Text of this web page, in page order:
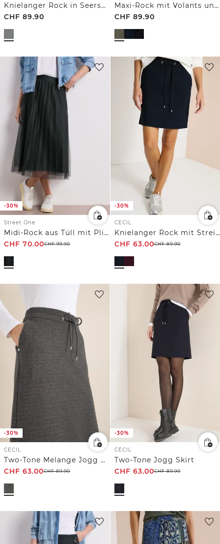
Knielanger Rock in Seersucker-Qualität
CHF 89.90
Maxi-Rock mit Volants und Elastikbund
CHF 89.90
-30%
Street One
Midi-Rock aus Tüll mit Plissée-Struktur
CHF 70.00CHF99.90
-30%
CECIL
Knielanger Rock mit Streifendetail
CHF 63.00CHF89.90
-30%
CECIL
Two-Tone Melange Jogg Skirt
CHF 63.00CHF89.90
-30%
CECIL
Two-Tone Jogg Skirt
CHF 63.00CHF89.90